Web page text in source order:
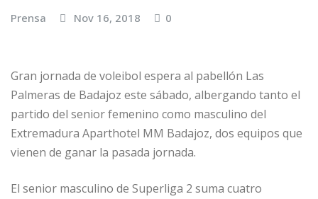
Prensa Nov 16, 2018 0
Gran jornada de voleibol espera al pabellón Las
Palmeras de Badajoz este sábado, albergando tanto el
partido del senior femenino como masculino del
Extremadura Aparthotel MM Badajoz, dos equipos que
vienen de ganar la pasada jornada.
El senior masculino de Superliga 2 suma cuatro